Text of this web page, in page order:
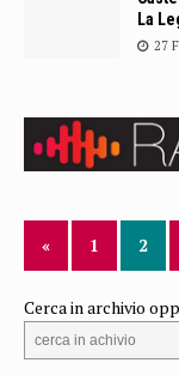
La
27
« 1 2
Cerca in archivio